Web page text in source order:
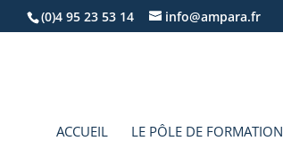
(0)4 95 23 53 14 info@ampara.fr
ACCUEIL LE PÔLE DE FORMATION